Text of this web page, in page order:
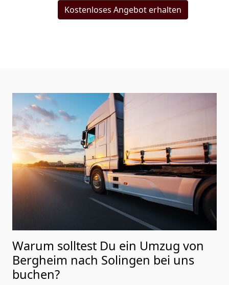
Kostenloses Angebot erhalten
Warum solltest Du ein Umzug von
Bergheim nach Solingen bei uns
buchen?